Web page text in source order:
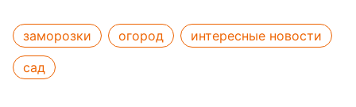
заморозки огород
интересные новости
сад